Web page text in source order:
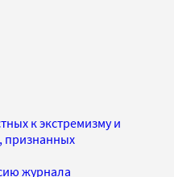
к экстремизму и
признанных
журнала